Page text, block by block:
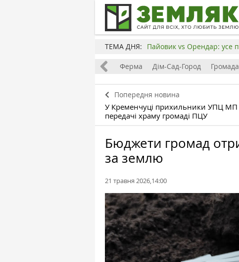
ТЕМА ДНЯ: Пайовик vs Орендар: усе
Бізнес Ферма Дім-Сад-Город Громада
Попередня новина
У Кременчуці прихильники УПЦ МП
передачі храму громаді ПЦУ
Бюджети громад
за землю
21 травня 2026,14:00